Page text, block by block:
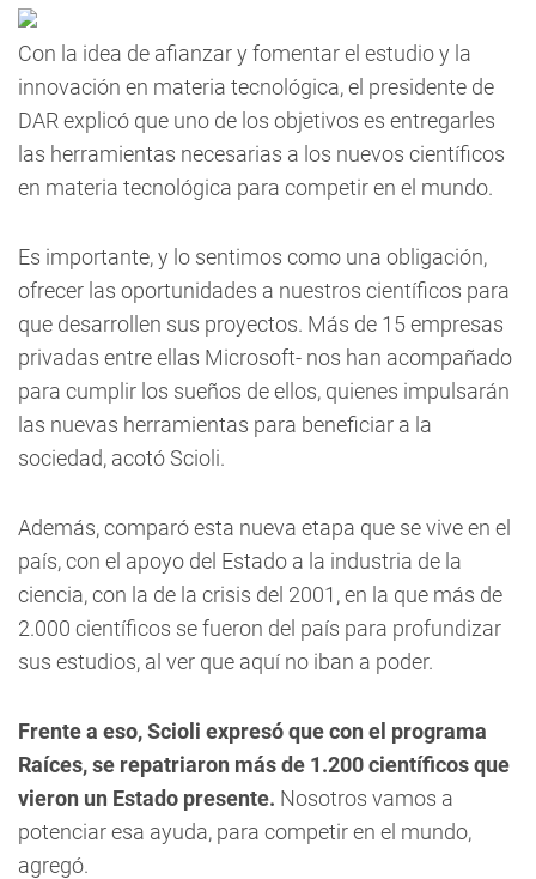
Con la idea de afianzar y fomentar el estudio y la
innovación en materia tecnológica, el presidente de
DAR explicó que uno de los objetivos es entregarles
las herramientas necesarias a los nuevos científicos
en materia tecnológica para competir en el mundo.
Es importante, y lo sentimos como una obligación,
ofrecer las oportunidades a nuestros científicos para
que desarrollen sus proyectos. Más de 15 empresas
privadas entre ellas Microsoft- nos han acompañado
para cumplir los sueños de ellos, quienes impulsarán
las nuevas herramientas para beneficiar a la
sociedad, acotó Scioli.
Además, comparó esta nueva etapa que se vive en el
país, con el apoyo del Estado a la industria de la
ciencia, con la de la crisis del 2001, en la que más de
2.000 científicos se fueron del país para profundizar
sus estudios, al ver que aquí no iban a poder.
Frente a eso, Scioli expresó que con el programa
Raíces, se repatriaron más de 1.200 científicos que
vieron un Estado presente. Nosotros vamos a
potenciar esa ayuda, para competir en el mundo,
agregó.